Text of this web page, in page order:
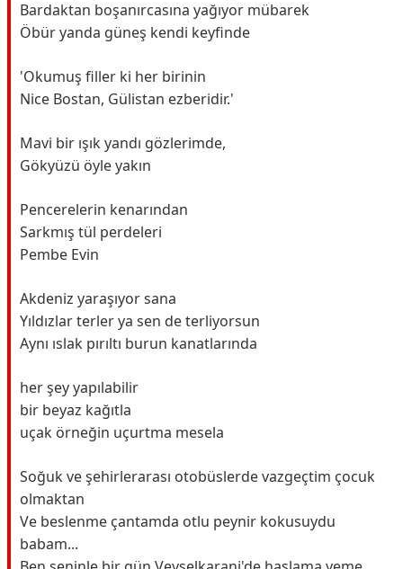
Bardaktan boşanırcasına yağıyor mübarek
Öbür yanda güneş kendi keyfinde
'Okumuş filler ki her birinin
Nice Bostan, Gülistan ezberidir.'
Mavi bir ışık yandı gözlerimde,
Gökyüzü öyle yakın
Pencerelerin kenarından
Sarkmış tül perdeleri
Pembe Evin
Akdeniz yaraşıyor sana
Yıldızlar terler ya sen de terliyorsun
Aynı ıslak pırıltı burun kanatlarında
her şey yapılabilir
bir beyaz kağıtla
uçak örneğin uçurtma mesela
Soğuk ve şehirlerarası otobüslerde vazgeçtim çocuk
olmaktan
Ve beslenme çantamda otlu peynir kokusuydu
babam...